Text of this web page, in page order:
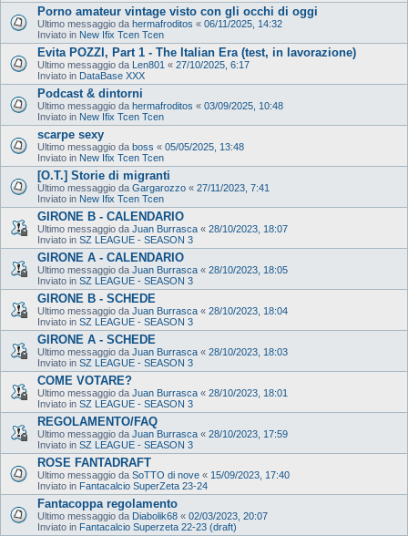
Porno amateur vintage visto con gli occhi di oggi
Ultimo messaggio da hermafroditos « 06/11/2025, 14:32
Inviato in New Ifix Tcen Tcen
Evita POZZI, Part 1 - The Italian Era (test, in lavorazione)
Ultimo messaggio da Len801 « 27/10/2025, 6:17
Inviato in DataBase XXX
Podcast & dintorni
Ultimo messaggio da hermafroditos « 03/09/2025, 10:48
Inviato in New Ifix Tcen Tcen
scarpe sexy
Ultimo messaggio da boss « 05/05/2025, 13:48
Inviato in New Ifix Tcen Tcen
[O.T.] Storie di migranti
Ultimo messaggio da Gargarozzo « 27/11/2023, 7:41
Inviato in New Ifix Tcen Tcen
GIRONE B - CALENDARIO
Ultimo messaggio da Juan Burrasca « 28/10/2023, 18:07
Inviato in SZ LEAGUE - SEASON 3
GIRONE A - CALENDARIO
Ultimo messaggio da Juan Burrasca « 28/10/2023, 18:05
Inviato in SZ LEAGUE - SEASON 3
GIRONE B - SCHEDE
Ultimo messaggio da Juan Burrasca « 28/10/2023, 18:04
Inviato in SZ LEAGUE - SEASON 3
GIRONE A - SCHEDE
Ultimo messaggio da Juan Burrasca « 28/10/2023, 18:03
Inviato in SZ LEAGUE - SEASON 3
COME VOTARE?
Ultimo messaggio da Juan Burrasca « 28/10/2023, 18:01
Inviato in SZ LEAGUE - SEASON 3
REGOLAMENTO/FAQ
Ultimo messaggio da Juan Burrasca « 28/10/2023, 17:59
Inviato in SZ LEAGUE - SEASON 3
ROSE FANTADRAFT
Ultimo messaggio da SoTTO di nove « 15/09/2023, 17:40
Inviato in Fantacalcio SuperZeta 23-24
Fantacoppa regolamento
Ultimo messaggio da Diabolik68 « 02/03/2023, 20:07
Inviato in Fantacalcio Superzeta 22-23 (draft)